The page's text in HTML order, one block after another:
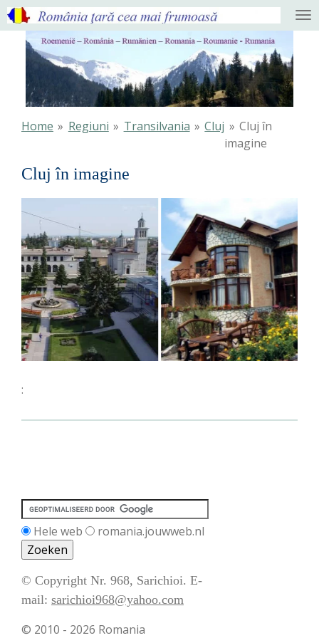
Ga
direct
naar
hoofdinhoud
Home » Regiuni » Transilvania » Cluj » Cluj în
imagine
Cluj în imagine
:
Hele web romania.jouwweb.nl
© Copyright Nr. 968, Sarichioi. E-
mail: sarichioi968@yahoo.com
© 2010 - 2026 Romania